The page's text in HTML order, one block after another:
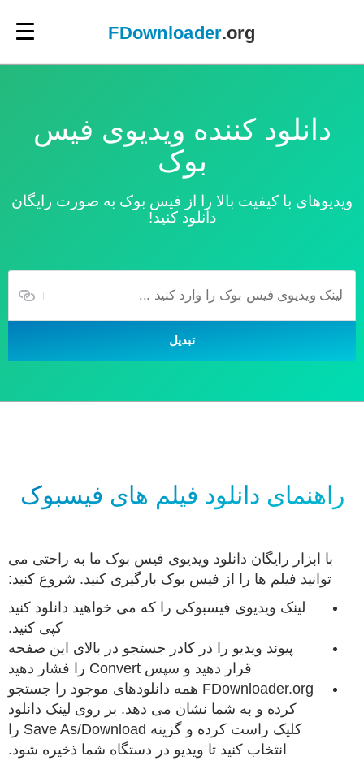
× FDownloader.org
دانلود کننده ویدیوی فیس
بوک
ویدیوهای با کیفیت بالا را از فیس بوک به صورت رایگان
دانلود کنید!
تبدیل
راهنمای دانلود فیلم های فیسبوک
با ابزار رایگان دانلود ویدیوی فیس بوک ما به راحتی می
توانید فیلم ها را از فیس بوک بارگیری کنید. شروع کنید:
لینک ویدیوی فیسبوکی را که می خواهید دانلود کنید
کپی کنید.
پیوند ویدیو را در کادر جستجو در بالای این صفحه
قرار دهید و سپس Convert را فشار دهید
FDownloader.org همه دانلودهای موجود را جستجو
کرده و به شما نشان می دهد. بر روی لینک دانلود
کلیک راست کرده و گزینه Save As/Download را
انتخاب کنید تا ویدیو در دستگاه شما ذخیره شود.